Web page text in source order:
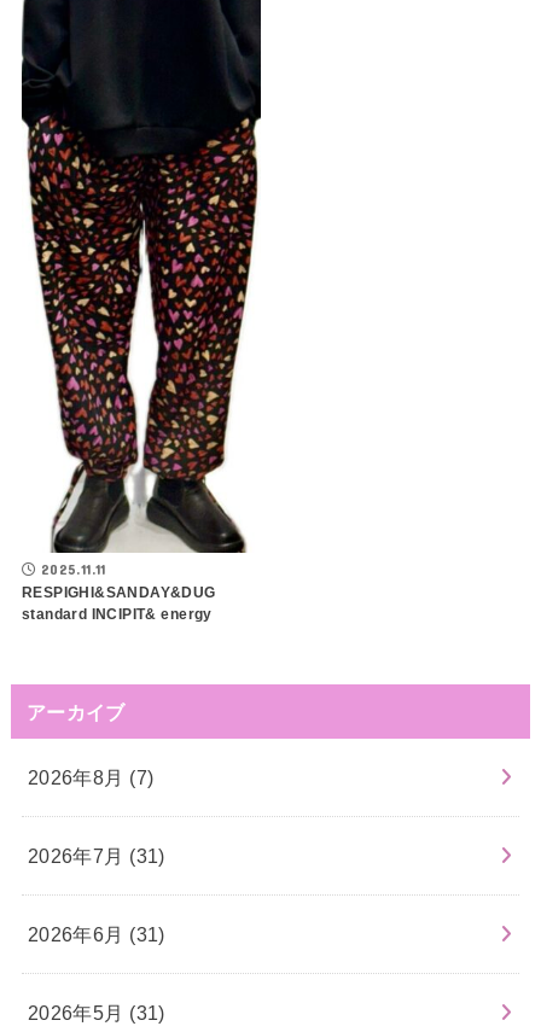
2025.11.11
RESPIGHI&SANDAY&DUG
standard INCIPIT& energy
アーカイブ
2026年8月 (7)
2026年7月 (31)
2026年6月 (31)
2026年5月 (31)